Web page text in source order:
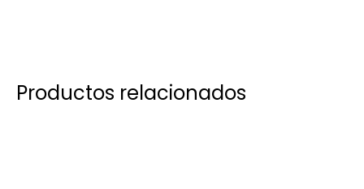
Productos relacionados